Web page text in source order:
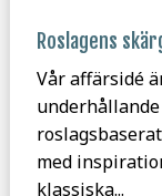
Roslagens
Vår affärsidé
med
klassiska...